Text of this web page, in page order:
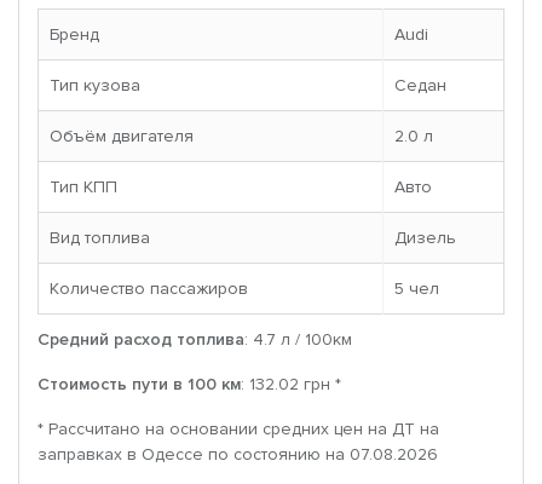
Бренд Audi
Тип кузова Седан
Объём двигателя 2.0 л
Тип КПП Авто
Вид топлива Дизель
Количество пассажиров 5 чел
Средний расход топлива: 4.7 л / 100км
Стоимость пути в 100 км: 132.02 грн *
* Рассчитано на основании средних цен на ДТ на
заправках в Одессе по состоянию на 07.08.2026